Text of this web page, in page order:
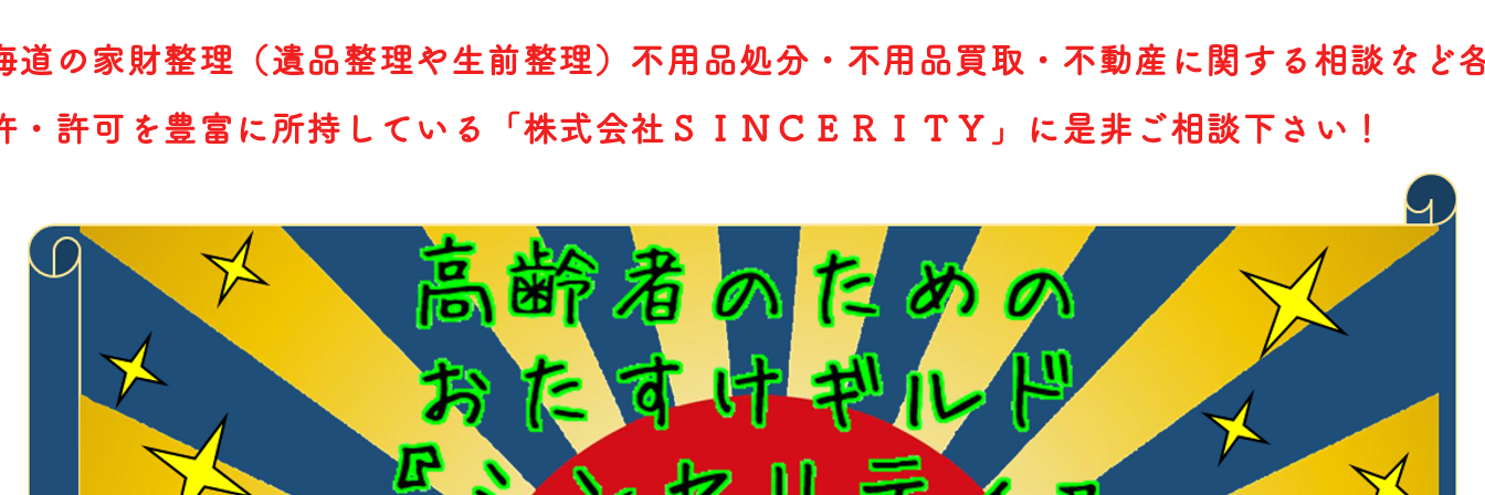
道の家財整理（遺品整理や生前整理）不用品処分・不用品買取・不動産に関する相談など
・許可を豊富に所持している「株式会社ＳＩＮＣＥＲＩＴＹ」に是非ご相談下さい！